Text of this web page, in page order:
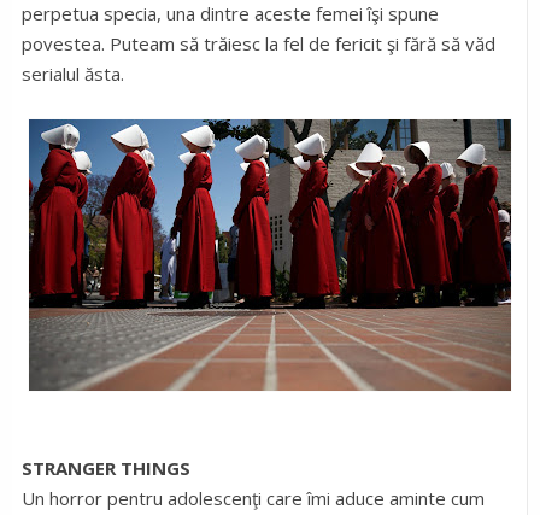
perpetua specia, una dintre aceste femei îşi spune
povestea. Puteam să trăiesc la fel de fericit şi fără să văd
serialul ăsta.
STRANGER THINGS
Un horror pentru adolescenţi care îmi aduce aminte cum